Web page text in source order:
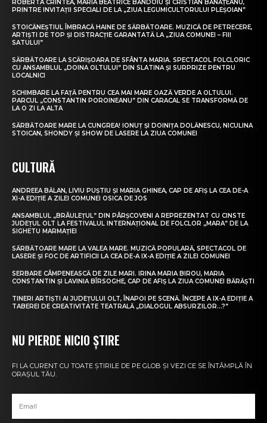
ROBERTA CRINTEA, MARIA BEATRICE BĂNDOIU ȘI CRISTIAN BĂNĂȚEANU,
PRINTRE INVITAȚII SPECIALI DE LA „ZIUA LEGUMICULTORULUI PLEȘOIAN”
STOICĂNEȘTIUL ÎMBRACĂ HAINE DE SĂRBĂTOARE. MUZICĂ DE PETRECERE,
ARTIȘTI DE TOP ȘI DISTRACȚIE GARANTATĂ LA „ZIUA COMUNEI – FIII
SATULUI”
SĂRBĂTOARE LA SCĂRIȘOARA DE SFÂNTA MARIA. SPECTACOL FOLCLORIC
CU ANSAMBLUL „DOINA OLTULUI” DIN SLATINA ȘI SURPRIZE PENTRU
LOCALNICI
SCHIMBARE LA FAȚĂ PENTRU CEA MAI MARE OAZĂ VERDE A OLTULUI.
PARCUL „CONSTANTIN POROINEANU” DIN CARACAL SE TRANSFORMĂ DE
LA O ZI LA ALTA
SĂRBĂTOARE MARE LA CUNGREA! IONUȚ ȘI DOINIȚA DOLĂNESCU, NICULINA
STOICAN, SHONDY ȘI SHOW DE LASERE LA ZIUA COMUNEI
CULTURĂ
ANDREEA BĂLAN, LIVIU PUȘTIU ȘI MARIA GHINEA, CAP DE AFIȘ LA CEA DE-A
XI-A EDIȚIE A ZILEI COMUNEI OSICA DE JOS
ANSAMBLUL „BRÂULEȚUL” DIN PÂRȘCOVENI A REPREZENTAT CU CINSTE
JUDEȚUL OLT LA FESTIVALUL INTERNAȚIONAL DE FOLCLOR „MARA” DE LA
SIGHETU MARMAȚIEI
SĂRBĂTOARE MARE LA VALEA MARE. MUZICĂ POPULARĂ, SPECTACOL DE
LASERE ȘI FOC DE ARTIFICII LA CEA DE-A IX-A EDIȚIE A ZILEI COMUNEI
SERBARE CÂMPENEASCĂ DE ZILE MARI. IRINA MARIA BIROU, MARIA
CONSTANTIN ȘI LAVINIA BÎRSOGHE, CAP DE AFIȘ LA ZIUA COMUNEI BĂRĂȘTI
TINERI ARTIȘTI AI JUDEȚULUI OLT, ÎNAPOI PE SCENĂ. ÎNCEPE A IX-A EDIȚIE A
TABEREI DE CREATIVITATE TEATRALĂ „DIALOGUL ABSURZILOR…?”
NU PIERDE NICIO ȘTIRE
FI LA CURENT CU TOATE ȘTIRILE DE PE GLOB ȘI VEZI CE SE ÎNTÂMPLĂ ÎN
ORAȘUL TĂU.